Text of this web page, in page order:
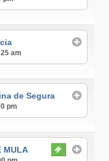
am
de Segura
pm
MULA